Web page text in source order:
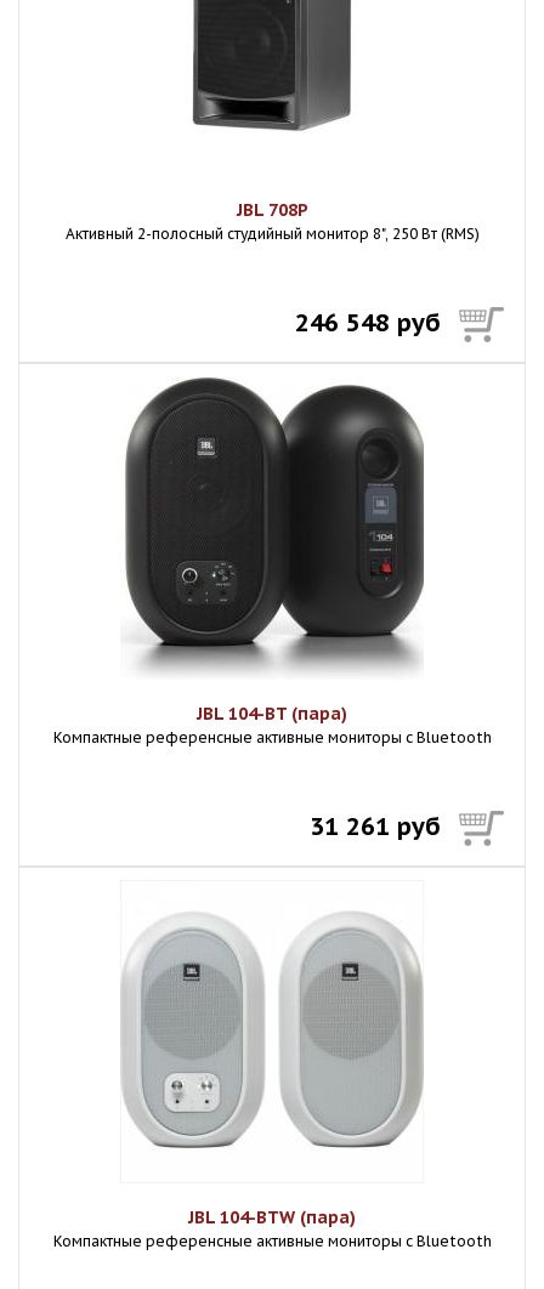
JBL 708P
Активный 2-полосный студийный монитор 8", 250 Вт (RMS)
246 548 руб
JBL 104-BT (пара)
Компактные референсные активные мониторы с Bluetooth
31 261 руб
JBL 104-BTW (пара)
Компактные референсные активные мониторы с Bluetooth